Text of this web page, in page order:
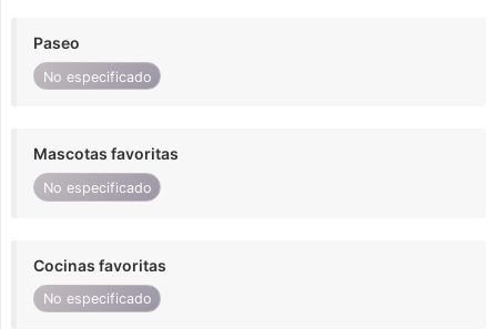
Paseo
No especificado
Mascotas favoritas
No especificado
Cocinas favoritas
No especificado